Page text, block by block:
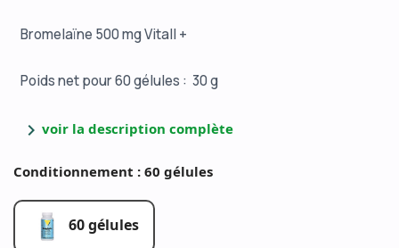
Bromelaïne 500 mg Vitall +
Poids net pour 60 gélules : 30 g
chevron_right voir la description complète
Conditionnement : 60 gélules
60 gélules